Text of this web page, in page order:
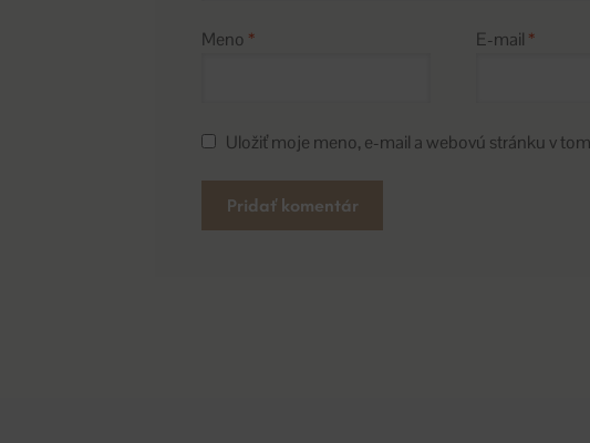
Meno * E-mail *
Uložiť moje meno, e-mail a webovú stránku v